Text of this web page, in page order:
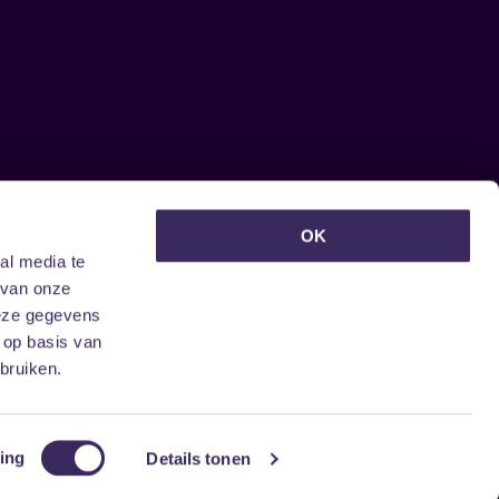
media te
onze
gegevens
basis van
Details tonen
OK
ontvangen?